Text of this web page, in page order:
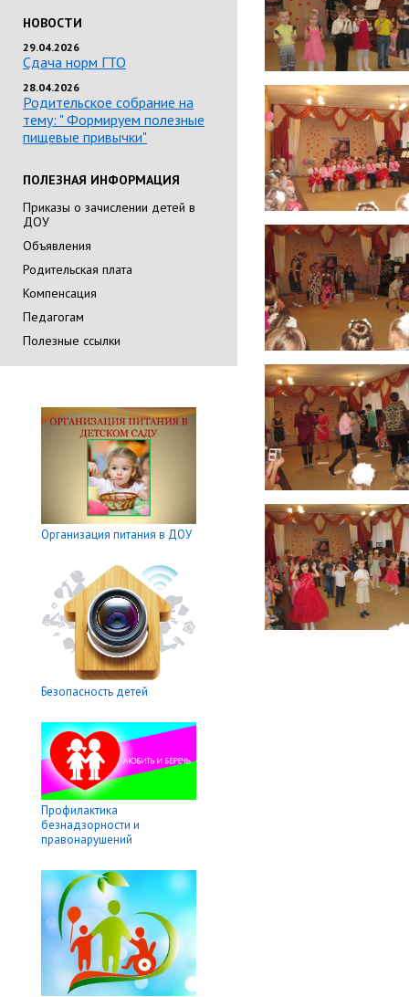
НОВОСТИ
29.04.2026
Сдача норм ГТО
28.04.2026
Родительское собрание на
тему: " Формируем полезные
пищевые привычки"
ПОЛЕЗНАЯ ИНФОРМАЦИЯ
Приказы о зачислении детей в
ДОУ
Объявления
Родительская плата
Компенсация
Педагогам
Полезные ссылки
Организация питания в ДОУ
Безопасность детей
Профилактика
безнадзорности и
правонарушений